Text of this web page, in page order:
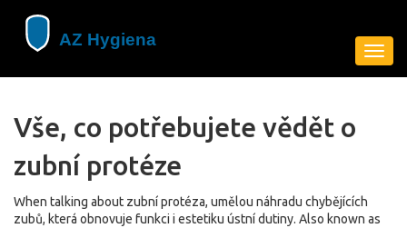
Vše, co potřebujete vědět o
zubní protéze
When talking about zubní protéza, umělou náhradu chybějících
zubů, která obnovuje funkci i estetiku ústní dutiny. Also known as